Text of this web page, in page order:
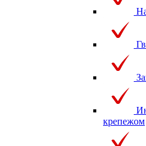
крепежом